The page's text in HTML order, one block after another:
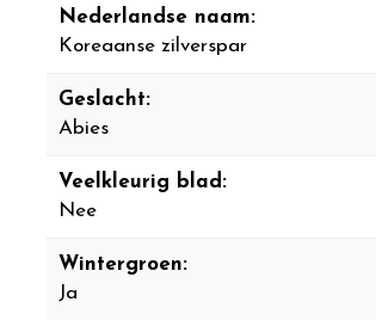
Nederlandse naam:
Koreaanse zilverspar
Geslacht:
Abies
Veelkleurig blad:
Nee
Wintergroen:
Ja